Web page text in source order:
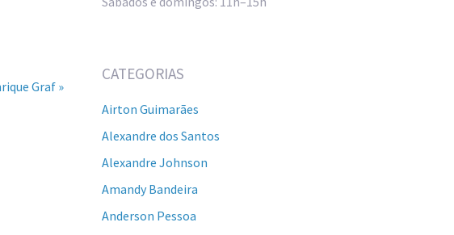
Graf »
CATEGORIAS
Airton Guimarães
Alexandre dos Santos
Alexandre Johnson
Amandy Bandeira
Anderson Pessoa